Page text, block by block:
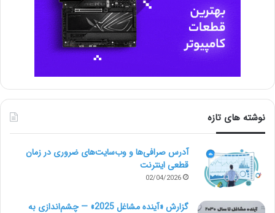
نوشته های تازه
آدرس صرافی‌ها و وب‌سایت‌های ضروری در زمان
قطعی اینترنت
02/04/2026
گزارش «آینده مشاغل 2025» — چشم‌اندازی به